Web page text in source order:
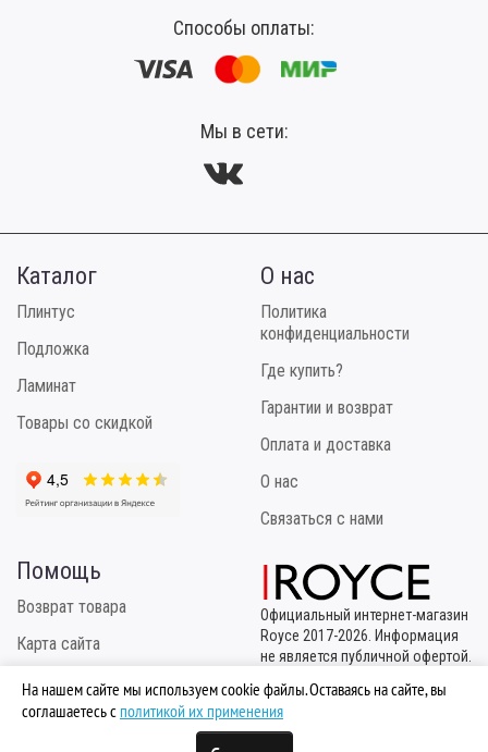
Способы оплаты:
Мы в сети:
Каталог
Плинтус
Подложка
Ламинат
Товары со скидкой
О нас
Политика
конфиденциальности
Где купить?
Гарантии и возврат
Оплата и доставка
О нас
Связаться с нами
Помощь
Возврат товара
Карта сайта
Инструкция по укладке
Официальный интернет-магазин
Royce 2017-2026. Информация
не является публичной офертой.
правообладатель
ТМ "Royce" - ООО "МБК
Логистик"
На нашем сайте мы используем cookie файлы. Оставаясь на сайте, вы
соглашаетесь с политикой их применения